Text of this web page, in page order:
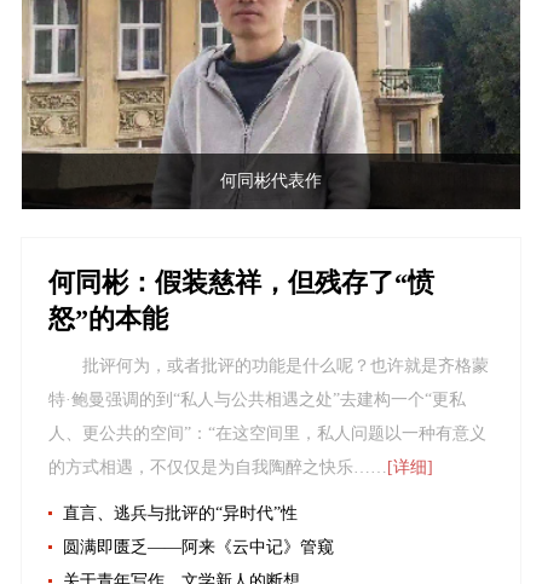
何同彬代表作
何同彬：假装慈祥，但残存了“愤
怒”的本能
批评何为，或者批评的功能是什么呢？也许就是齐格蒙
特·鲍曼强调的到“私人与公共相遇之处”去建构一个“更私
人、更公共的空间”：“在这空间里，私人问题以一种有意义
的方式相遇，不仅仅是为自我陶醉之快乐…… [详细]
直言、逃兵与批评的“异时代”性
圆满即匮乏——阿来《云中记》管窥